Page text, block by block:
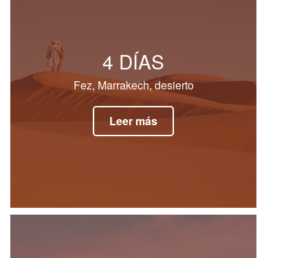
4 DÍAS
Fez, Marrakech, desierto
Leer más